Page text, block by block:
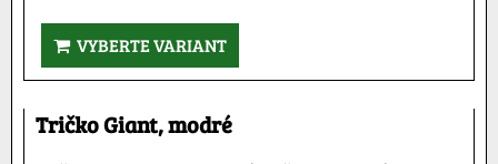
VYBERTE VARIANT
Tričko Giant, modré